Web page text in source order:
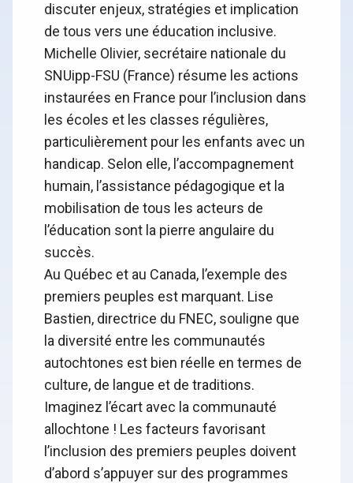
discuter enjeux, stratégies et implication
de tous vers une éducation inclusive.
Michelle Olivier, secrétaire nationale du
SNUipp-FSU (France) résume les actions
instaurées en France pour l’inclusion dans
les écoles et les classes régulières,
particulièrement pour les enfants avec un
handicap. Selon elle, l’accompagnement
humain, l’assistance pédagogique et la
mobilisation de tous les acteurs de
l’éducation sont la pierre angulaire du
succès.
Au Québec et au Canada, l’exemple des
premiers peuples est marquant. Lise
Bastien, directrice du FNEC, souligne que
la diversité entre les communautés
autochtones est bien réelle en termes de
culture, de langue et de traditions.
Imaginez l’écart avec la communauté
allochtone ! Les facteurs favorisant
l’inclusion des premiers peuples doivent
d’abord s’appuyer sur des programmes